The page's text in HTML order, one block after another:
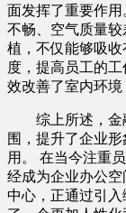
面发挥了重要作
不畅、空气质量
植，不仅能够吸
度，提高员工的
效改善了室内环境
综上所述，
围，提升了企业
用。 在当今注重
经成为企业办公
中心，正通过引